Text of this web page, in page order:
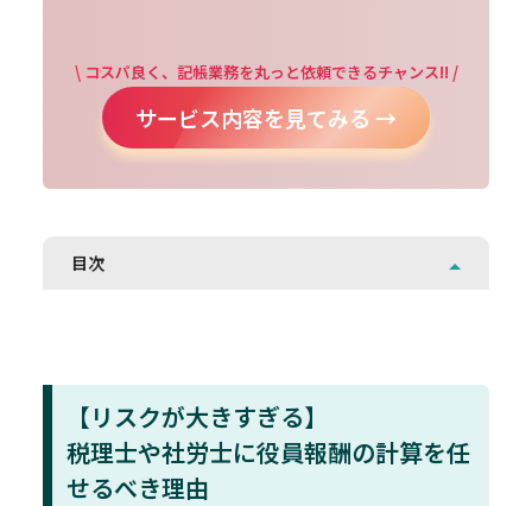
\ コスパ良く、記帳業務を丸っと依頼できるチャンス!! /
サービス内容を見てみる →
目次
【リスクが大きすぎる】
税理士や社労士に役員報酬の計算を任
せるべき理由